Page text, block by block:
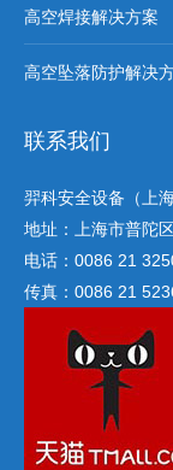
高空焊接解决方案
高空坠落防护解决
联系我们
羿科安全设备（上
地址：上海市普陀
电话：0086 21
传真：0086 21